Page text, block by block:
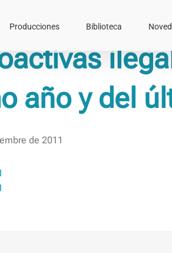
Producciones Biblioteca
año y del
de 2011